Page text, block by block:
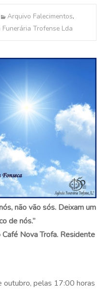
Arquivo Falecimentos,
Trofense Lda
não vão sós. Deixam um
de nós.”
Nova Trofa. Residente
pelas 17:00 horas